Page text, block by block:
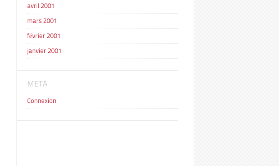
avril 2001
mars 2001
février 2001
janvier 2001
META
Connexion